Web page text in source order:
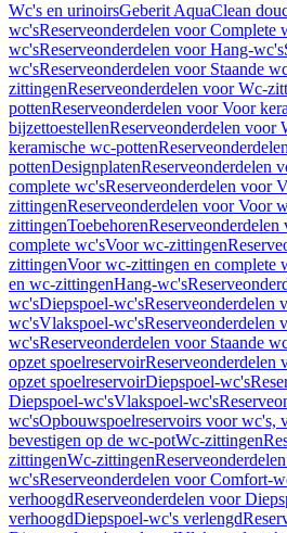
Wc's en urinoirsGeberit AquaClean
wc'sReserveonderdelen voor Complete
wc'sReserveonderdelen voor Hang-wc's
wc'sReserveonderdelen voor Staande
zittingenReserveonderdelen voor Wc-
pottenReserveonderdelen voor Voor
bijzettoestellenReserveonderdelen voor
keramische wc-potten
pottenDesignplatenReserveonderdelen
complete wc'sReserveonderdelen voor
zittingenReserveonderdelen voor Voor
zittingenToebehorenReserveonderdelen
complete wc'sVoor wc-zittingen
zittingenVoor wc-zittingen en complete
en wc-zittingenHang-wc's
wc'sDiepspoel-wc'sReserveonderdelen
wc'sVlakspoel-wc'sReserveonderdelen
wc'sReserveonderdelen voor Staande
opzet spoelreservoirReserveonderdelen
opzet spoelreservoirDiepspoel-wc's
Diepspoel-wc'sVlakspoel-wc's
wc'sOpbouwspoelreservoirs voor wc's,
bevestigen op de wc-potWc-zittingen
zittingenWc-zittingen
wc'sReserveonderdelen voor Comfort-
verhoogdReserveonderdelen voor
verhoogdDiepspoel-wc's verlengd